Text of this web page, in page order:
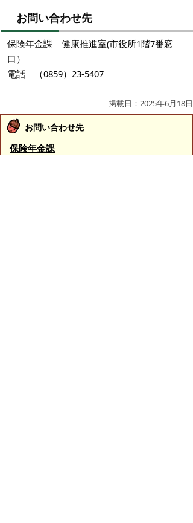
お問い合わせ先
保険年金課 健康推進室(市役所1階7番窓
口）
電話 （0859）23-5407
掲載日：2025年6月18日
お問い合わせ先
保険年金課